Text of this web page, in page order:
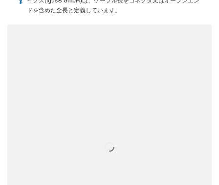
ドを含めた全長と定義しています。